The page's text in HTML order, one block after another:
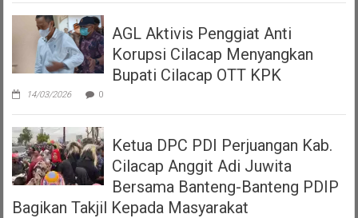
AGL Aktivis Penggiat Anti
Korupsi Cilacap Menyangkan
Bupati Cilacap OTT KPK
14/03/2026 0
Ketua DPC PDI Perjuangan Kab.
Cilacap Anggit Adi Juwita
Bersama Banteng-Banteng PDIP
Bagikan Takjil Kepada Masyarakat